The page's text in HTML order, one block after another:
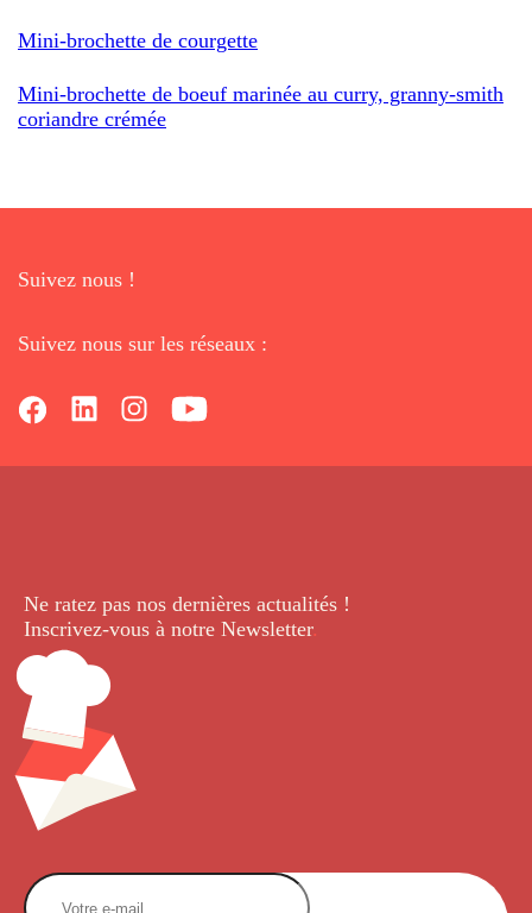
Mini-brochette de courgette
Mini-brochette de boeuf marinée au curry, granny-smith
coriandre crémée
Suivez nous !
Suivez nous sur les réseaux :
Ne ratez pas nos dernières actualités !
Inscrivez-vous à notre Newsletter.